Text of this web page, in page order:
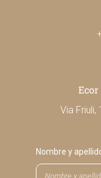
Via
Nombre y